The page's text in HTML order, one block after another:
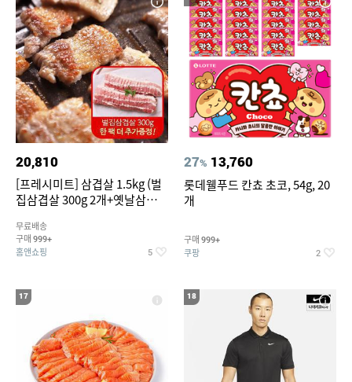
20,810
[프레시미트] 삼겹살 1.5kg (벌
집삼겹살 300g 2개+옛날삼겹살
팩 추가증정)
무료배송
구매 999+
홈앤쇼핑 5
27% 13,760
롯데웰푸드 칸쵸 초코, 54g, 20
개
구매 999+
쿠팡 2
17 18